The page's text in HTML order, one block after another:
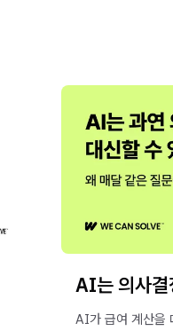
AI는 의사결
AI가 급여 계산을